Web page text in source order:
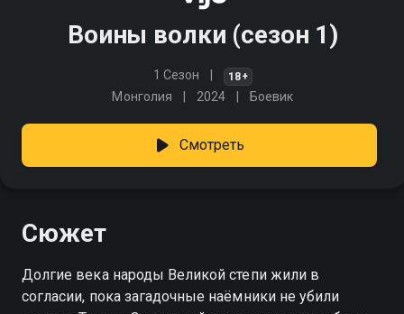
Воины волки (сезон 1)
1 Сезон 18+
Монголия 2024 Боевик
Смотреть
Сюжет
Долгие века народы Великой степи жили в
согласии, пока загадочные наёмники не убили